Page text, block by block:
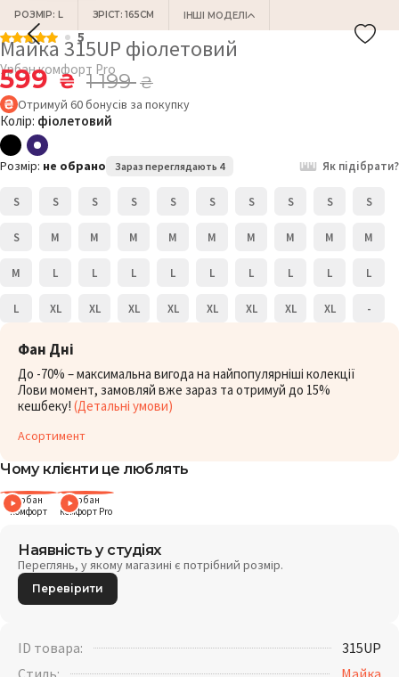
РОЗМІР: L ЗРІСТ: 165СМ ІНШІ МОДЕЛІ
5
Майка 315UP фіолетовий
Урбан комфорт Pro
599₴ 1 199₴
Отримуй 60бонусів за покупку
Колір: фіолетовий
Розмір: не обрано Зараз переглядають 4 Як підібрати?
S S S S S S S S S S
S M M M M M M M M M
M L L L L L L L L L
L XL XL XL XL XL XL XL XL -
Фан Дні
До -70% – максимальна вигода на найпопулярніші колекції
Лови момент, замовляй вже зараз та отримуй до 15%
кешбеку! (Детальні умови)
Асортимент
Чому клієнти це люблять
Урбан
комфорт
Урбан
комфорт Pro
Наявність у студіях
Переглянь, у якому магазині є потрібний розмір.
Перевірити
ID товара:
315UP
Стиль:
Майка